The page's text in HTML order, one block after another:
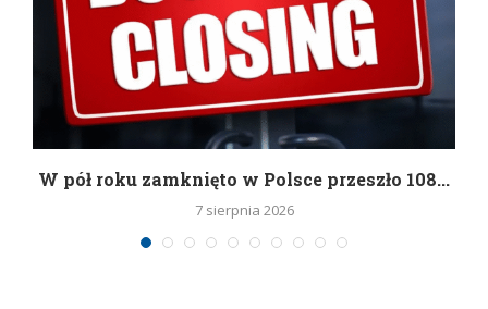
W pół roku zamknięto w Polsce przeszło 108...
7 sierpnia 2026